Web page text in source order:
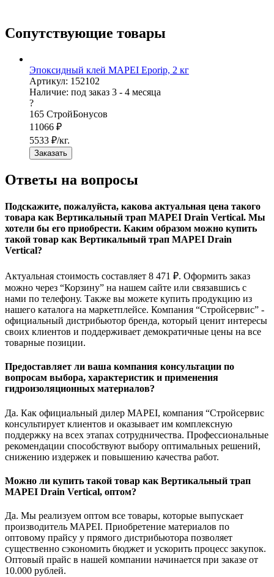
Сопутствующие товары
Эпоксидный клей MAPEI Eporip, 2 кг
Артикул: 152102
Наличие: под заказ 3 - 4 месяца
?
165 СтройБонусов
11066 ₽
5533 ₽/кг.
Заказать
Ответы на вопросы
Подскажите, пожалуйста, какова актуальная цена такого
товара как Вертикальный трап MAPEI Drain Vertical. Мы
хотели бы его приобрести. Каким образом можно купить
такой товар как Вертикальный трап MAPEI Drain
Vertical?
Актуальная стоимость составляет 8 471 ₽. Оформить заказ
можно через “Корзину” на нашем сайте или связавшись с
нами по телефону. Также вы можете купить продукцию из
нашего каталога на маркетплейсе. Компания “Стройсервис” -
официальный дистрибьютор бренда, который ценит интересы
своих клиентов и поддерживает демократичные цены на все
товарные позиции.
Предоставляет ли ваша компания консультации по
вопросам выбора, характеристик и применения
гидроизоляционных материалов?
Да. Как официальный дилер MAPEI, компания “Стройсервис
консультирует клиентов и оказывает им комплексную
поддержку на всех этапах сотрудничества. Профессиональные
рекомендации способствуют выбору оптимальных решений,
снижению издержек и повышению качества работ.
Можно ли купить такой товар как Вертикальный трап
MAPEI Drain Vertical, оптом?
Да. Мы реализуем оптом все товары, которые выпускает
производитель MAPEI. Приобретение материалов по
оптовому прайсу у прямого дистрибьютора позволяет
существенно сэкономить бюджет и ускорить процесс закупок.
Оптовый прайс в нашей компании начинается при заказе от
10.000 рублей.